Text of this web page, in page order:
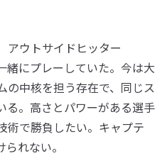
ウトサイドヒッター
にプレーしていた。今は大
の中核を担う存在で、同じス
る。高さとパワーがある選手
術で勝負したい。キャプテ
れない。